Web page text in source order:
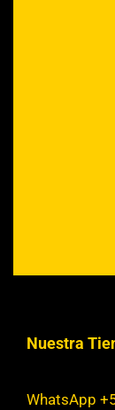
Nuestra
WhatsApp